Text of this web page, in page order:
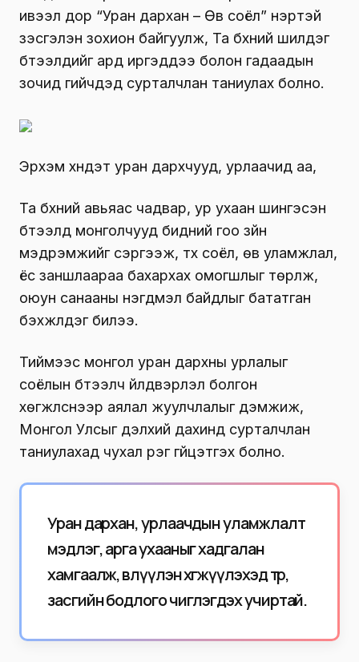
ивээл дор “Уран дархан – Өв соёл” нэртэй
үзэсгэлэн зохион байгуулж, Та бүхний шилдэг
бүтээлүүдийг ард иргэддээ болон гадаадын
зочид гийчдэд сурталчлан таниулах болно.
Эрхэм хүндэт уран дархчууд, урлаачид аа,
Та бүхний авьяас чадвар, ур ухаан шингэсэн
бүтээлүүд монголчууд бидний гоо зүйн
мэдрэмжийг сэргээж, түүх соёл, өв уламжлал,
ёс заншлаараа бахархах омогшлыг төрүүлж,
оюун санааны нэгдмэл байдлыг бататган
бэхжүүлдэг билээ.
Тиймээс монгол уран дархны урлалыг
соёлын бүтээлч үйлдвэрлэл болгон
хөгжүүлснээр аялал жуулчлалыг дэмжиж,
Монгол Улсыг дэлхий дахинд сурталчлан
таниулахад чухал үүрэг гүйцэтгэх болно.
Уран дархан, урлаачдын уламжлалт
мэдлэг, арга ухааныг хадгалан
хамгаалж, өвлүүлэн хөгжүүлэхэд төр,
засгийн бодлого чиглэгдэх учиртай.